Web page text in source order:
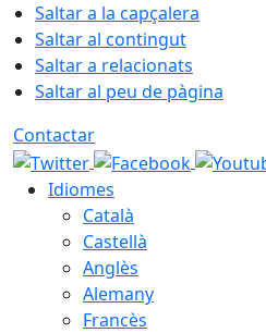
Saltar a la capçalera
Saltar al contingut
Saltar a relacionats
Saltar al peu de pàgina
Contactar
Idiomes
Català
Castellà
Anglès
Alemany
Francès